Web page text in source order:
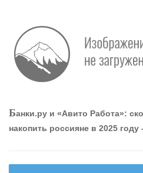
привлечь и удержать
Банки.ру и «Авито Работа»:
накопить россияне в 2025 году